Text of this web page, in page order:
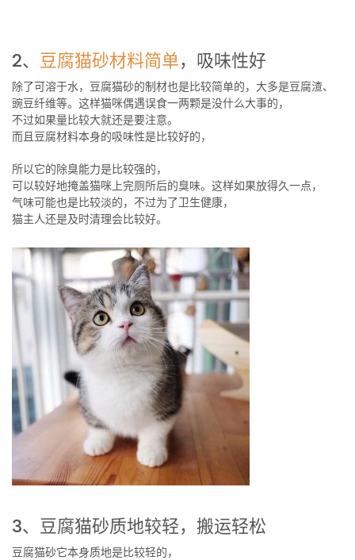
2、 豆腐猫砂材料简单，吸味性好
除了可溶于水，豆腐猫砂的制材也是比较简单的，大多是豆腐渣、
豌豆纤维等。这样猫咪偶遇误食一两颗是没什么大事的，
不过如果量比较大就还是要注意。
而且豆腐材料本身的吸味性是比较好的，
所以它的除臭能力是比较强的，
可以较好地掩盖猫咪上完厕所后的臭味。这样如果放得久一点，
气味可能也是比较淡的，不过为了卫生健康，
猫主人还是及时清理会比较好。
3、豆腐猫砂质地较轻，搬运轻松
豆腐猫砂它本身质地是比较轻的，